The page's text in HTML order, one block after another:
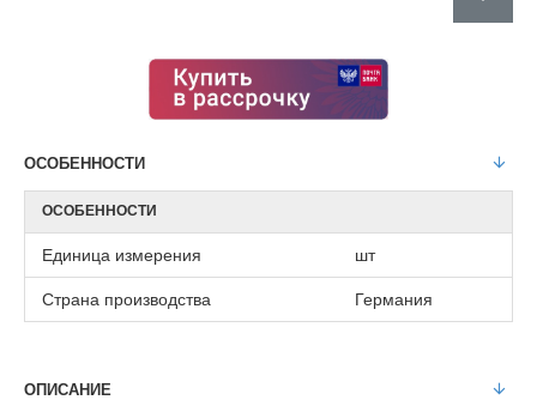
ОСОБЕННОСТИ
ОСОБЕННОСТИ
Единица измерения шт
Страна производства Германия
ОПИСАНИЕ